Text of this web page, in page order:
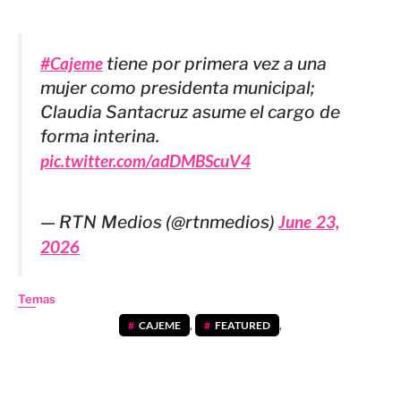
#Cajeme tiene por primera vez a una
mujer como presidenta municipal;
Claudia Santacruz asume el cargo de
forma interina.
pic.twitter.com/adDMBScuV4
— RTN Medios (@rtnmedios)June 23,
2026
Temas
CAJEME , FEATURED ,